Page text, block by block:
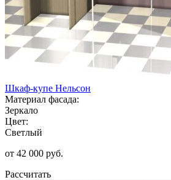
Шкаф-купе Нельсон
Материал фасада:
Зеркало
Цвет:
Светлый
от 42 000 руб.
Рассчитать